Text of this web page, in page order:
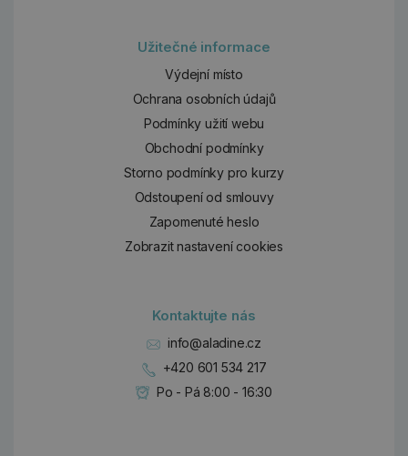
Užitečné informace
Výdejní místo
Ochrana osobních údajů
Podmínky užití webu
Obchodní podmínky
Storno podmínky pro kurzy
Odstoupení od smlouvy
Zapomenuté heslo
Zobrazit nastavení cookies
Kontaktujte nás
info@aladine.cz
+420 601 534 217
Po - Pá 8:00 - 16:30